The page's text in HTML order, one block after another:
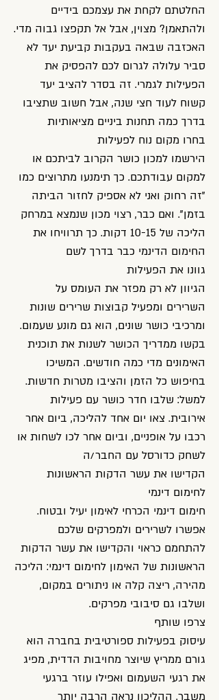
החלטתם לקחת את עצמכם בידיים
ולהתאמן? מצוין, אבל אל תקפצו גבוה מדי.
האכזבה שבאה בעקבות קביעת יעד לא
סביר עלולה לגרום לכם להפסיק את
הפעילות לגמרי. זה בסדר להציב יעד
קשוח לעוד חצי שנה, אבל חשוב שתציבו
בדרך כמה תחנות ביניים מציאותיות
בחרו מקום נוח לפעילות
הירשמו למכון כושר הקרוב לביתכם או
למקום עבודתכם. כך תימנעו מתרוצים כמו
"זה רחוק ואני לא אספיק לחזור הביתה
בזמן". ואם כבר, רצוי מכון שנמצא במרחק
הליכה של 10-15 דקות. כך תרוויחו את
החימום הדינמי כבר בדרך לשם
גוונו את הפעילות
הגיוון לא רק מפזר את העומס על
השרירים ומפעיל קבוצות שרירים שונות
ומרכיבי כושר שונים, הוא גם מונע שעמום.
בקשו ממדריך הכושר לשנות את תוכנית
האימונים מדי כמה חודשים. המשיכו
בחיפוש כל הזמן והציבו מטרות חדשות.
למשל: שלבו חדר כושר עם פעילות
אירובית. צאו יום אחד להליכה, ביום אחר
רכבו על אופניים, וביום אחר לכו לשחות או
לשחק כדורסל עם החבר/ה
הקדישו את עשר הדקות הראשונות
לחימום דינמי
חימום דינמי הכרחי לאימון יעיל ובטוח.
אפשרו לשרירים ולמפרקים שלכם
להתחמם כראוי והקדישו את עשר הדקות
הראשונות של האימון לחימום דינמי: הליכה
מהירה, ריצה קלה או ניתורים במקום,
ושלבו גם סיבובי מפרקים.
צרפו שותף
עיסוק בפעילות ספורטיבית בחברה הוא
גורם ממריץ שיוצר מחויבות הדדית, מפיג
את רגעי השעמום ואפילו עוזר ברגעי
משבר. ההליכון נראה הרבה יותר